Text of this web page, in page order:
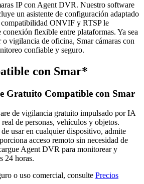
IP con Agent DVR. Nuestro software
un asistente de configuración adaptado
compatibilidad ONVIF y RTSP le
flexible entre plataformas. Ya sea
o vigilancia de oficina, Smar cámaras con
confiable y seguro.
con Smar*
Gratuito Compatible con Smar
de vigilancia gratuito impulsado por IA
de personas, vehículos y objetos.
usar en cualquier dispositivo, admite
acceso remoto sin necesidad de
Agent DVR para monitorear y
24 horas.
o uso comercial, consulte Precios